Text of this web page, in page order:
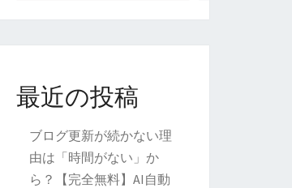
最近の投稿
ブログ更新が続かない理
由は「時間がない」か
ら？【完全無料】AI自動